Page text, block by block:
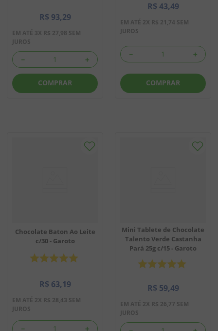
R$ 93,29
EM ATÉ 3X R$ 27,98 SEM
JUROS
＋
－
COMPRAR
R$ 43,49
EM ATÉ 2X R$ 21,74 SEM
JUROS
＋
－
COMPRAR
Chocolate Baton Ao Leite
c/30 - Garoto
R$ 63,19
EM ATÉ 2X R$ 28,43 SEM
JUROS
＋
－
Mini Tablete de Chocolate
Talento Verde Castanha
Pará 25g c/15 - Garoto
R$ 59,49
EM ATÉ 2X R$ 26,77 SEM
JUROS